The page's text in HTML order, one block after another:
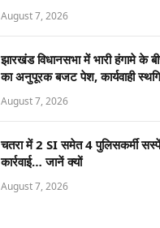
August 7, 2026
झारखंड विधानसभा में भारी हंगामे के
का अनुपूरक बजट पेश, कार्यवाही
August 7, 2026
चतरा में 2 SI समेत 4 पुलिसकर्मी
कार्रवाई… जानें क्यों
August 7, 2026